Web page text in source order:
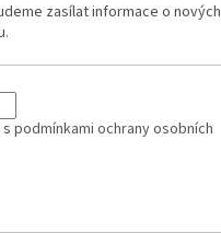
zasílat informace o nových
podmínkami ochrany osobních